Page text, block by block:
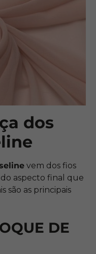
dos
vem dos fios
aspecto final que
são as principais
DE